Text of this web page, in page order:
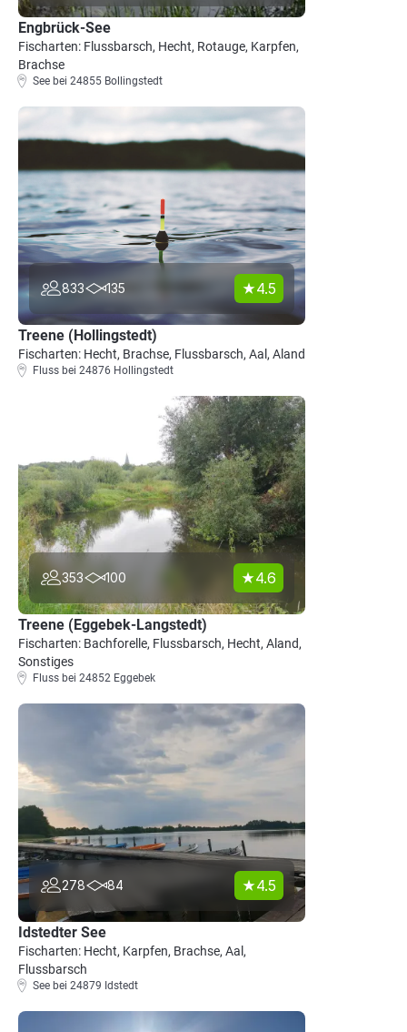
Engbrück-See
Fischarten: Flussbarsch, Hecht, Rotauge, Karpfen,
Brachse
See bei 24855 Bollingstedt
833 135 4.5
Treene (Hollingstedt)
Fischarten: Hecht, Brachse, Flussbarsch, Aal, Aland
Fluss bei 24876 Hollingstedt
353 100 4.6
Treene (Eggebek-Langstedt)
Fischarten: Bachforelle, Flussbarsch, Hecht, Aland,
Sonstiges
Fluss bei 24852 Eggebek
278 84 4.5
Idstedter See
Fischarten: Hecht, Karpfen, Brachse, Aal,
Flussbarsch
See bei 24879 Idstedt